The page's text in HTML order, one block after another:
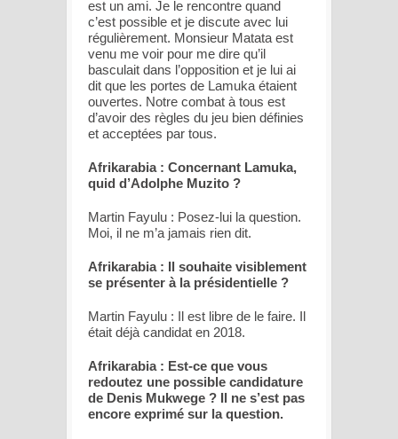
est un ami. Je le rencontre quand
c’est possible et je discute avec lui
régulièrement. Monsieur Matata est
venu me voir pour me dire qu’il
basculait dans l’opposition et je lui ai
dit que les portes de Lamuka étaient
ouvertes. Notre combat à tous est
d’avoir des règles du jeu bien définies
et acceptées par tous.
Afrikarabia : Concernant Lamuka,
quid d’Adolphe Muzito ?
Martin Fayulu : Posez-lui la question.
Moi, il ne m’a jamais rien dit.
Afrikarabia : Il souhaite visiblement
se présenter à la présidentielle ?
Martin Fayulu : Il est libre de le faire. Il
était déjà candidat en 2018.
Afrikarabia : Est-ce que vous
redoutez une possible candidature
de Denis Mukwege ? Il ne s’est pas
encore exprimé sur la question.